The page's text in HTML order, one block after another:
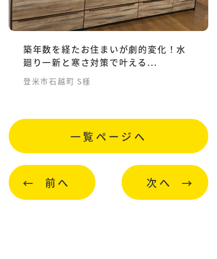
築年数を経たお住まいが劇的変化！水
廻り一新と寒さ対策で叶える...
登米市石越町 S様
前へ
一覧ページへ
次へ